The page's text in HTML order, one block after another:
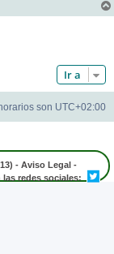
Ir a
son UTC+02:00
- Aviso Legal -
las redes sociales: